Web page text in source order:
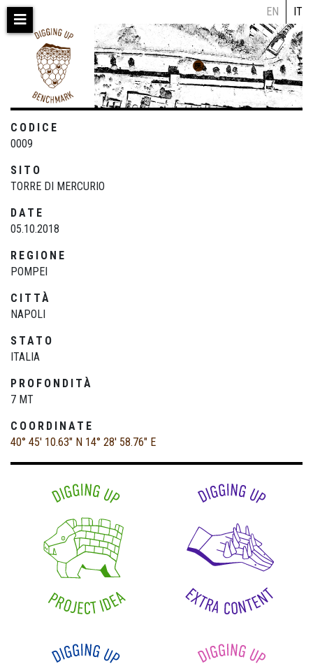
Salta
contenuto
principale
EN IT
CODICE
0009
SITO
TORRE DI MERCURIO
DATE
05.10.2018
REGIONE
POMPEI
CITTÀ
NAPOLI
STATO
ITALIA
PROFONDITÀ
7 MT
COORDINATE
40° 45' 10.63" N 14° 28' 58.76" E